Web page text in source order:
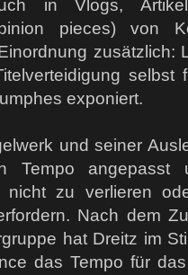
in Vlogs,
pieces) von
zusätzlich:
exponiert.
und seiner
Tempo angepasst
nicht zu verlieren
Nach dem
hat Dreitz im
das Tempo für